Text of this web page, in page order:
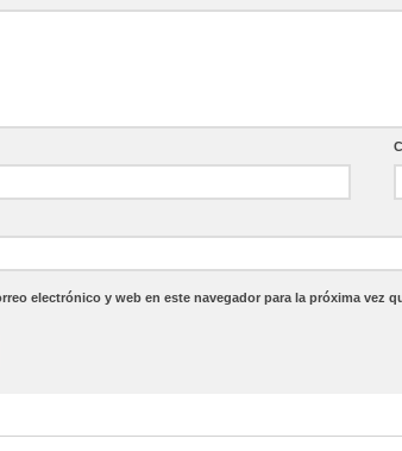
electrónico y web en este navegador para la próxima vez